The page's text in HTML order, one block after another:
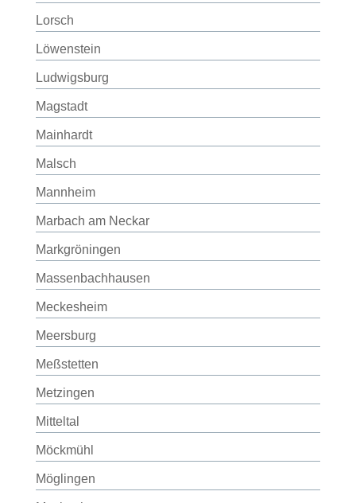
Lorsch
Löwenstein
Ludwigsburg
Magstadt
Mainhardt
Malsch
Mannheim
Marbach am Neckar
Markgröningen
Massenbachhausen
Meckesheim
Meersburg
Meßstetten
Metzingen
Mitteltal
Möckmühl
Möglingen